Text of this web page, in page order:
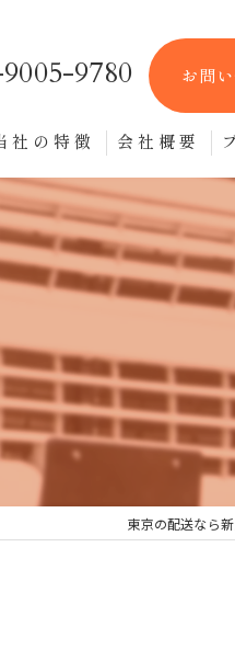
9780 お問
社の特徴
スポット便
定期便
軽貨物
会社概要
東京の配送なら